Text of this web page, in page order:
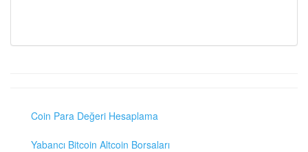
Coin Para Değeri Hesaplama
Yabancı Bitcoin Altcoin Borsaları